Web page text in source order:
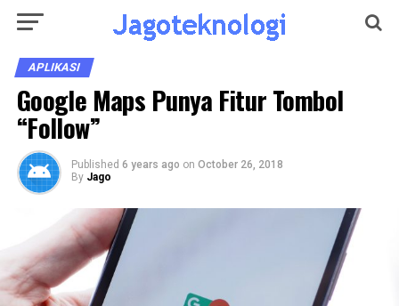
APLIKASI
Google Maps Punya Fitur Tombol
“Follow”
Published 6 years ago on October 26, 2018
By Jago